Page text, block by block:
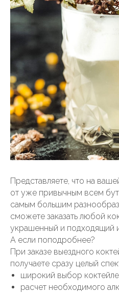
Представляете, что на
от уже привычным всем
самым большим
сможете заказать любой
украшенный и подходящий
А если поподробнее?
При заказе выездного
получаете сразу целый
широкий выбор
расчет необходимого